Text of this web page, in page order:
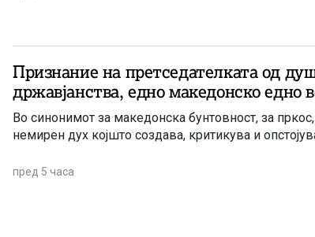
Признание на претседателката од
државјанства, едно македонско едно
Во синонимот за македонска бунтовност, за
немирен дух којшто создава, критикува и
пред 5 часа